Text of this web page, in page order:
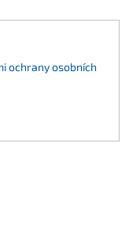
ochrany osobních